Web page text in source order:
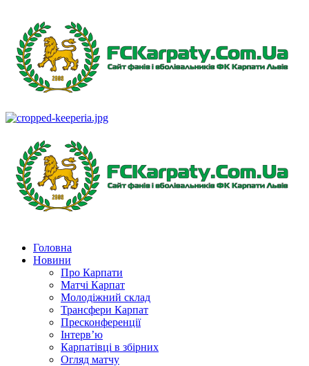
вмісту
Головна
Новини
Про Карпати
Матчі Карпат
Молодіжний склад
Трансфери Карпат
Пресконференції
Інтерв’ю
Карпатівці в збірних
Огляд матчу